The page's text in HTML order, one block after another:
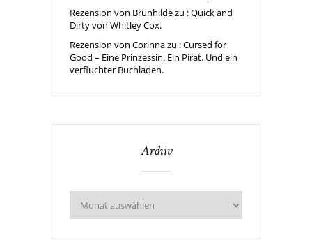
Rezension von Brunhilde zu : Quick and
Dirty von Whitley Cox.
Rezension von Corinna zu : Cursed for
Good – Eine Prinzessin. Ein Pirat. Und ein
verfluchter Buchladen.
Archiv